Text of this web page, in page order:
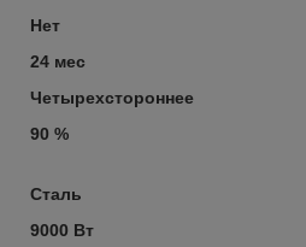
Нет
24 мес
Четырехстороннее
90 %
Сталь
9000 Вт